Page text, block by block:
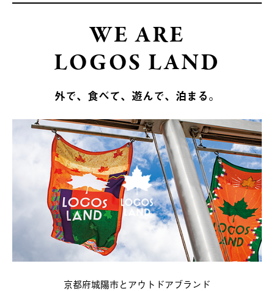
WE ARE
LOGOS LAND
外で、食べて、遊んで、泊まる。
京都府城陽市とアウトドアブランド